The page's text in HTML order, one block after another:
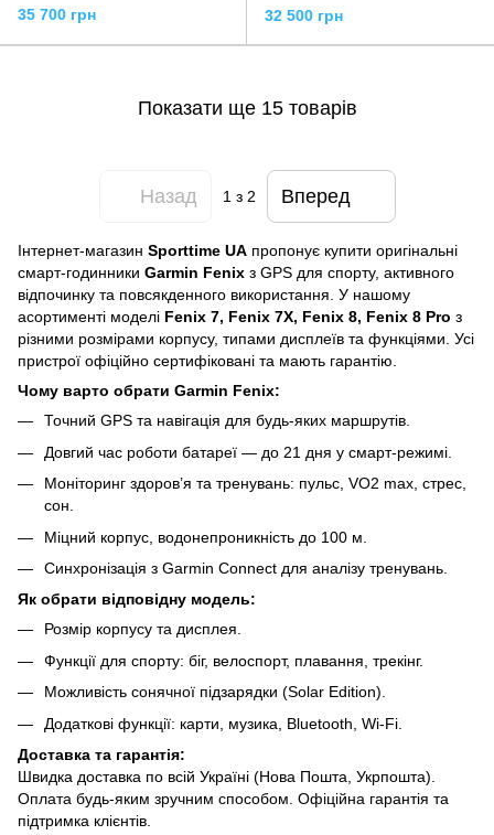
Titanium 0100290610
35 700 грн
Gray/Ember Orange Band
32 500 грн
Показати ще 15 товарів
Назад 1з 2 Вперед
Інтернет-магазин Sporttime UA пропонує купити оригінальні
смарт-годинники Garmin Fenix з GPS для спорту, активного
відпочинку та повсякденного використання. У нашому
асортименті моделі Fenix 7, Fenix 7X, Fenix 8, Fenix 8 Pro з
різними розмірами корпусу, типами дисплеїв та функціями. Усі
пристрої офіційно сертифіковані та мають гарантію.
Чому варто обрати Garmin Fenix:
Точний GPS та навігація для будь-яких маршрутів.
Довгий час роботи батареї — до 21 дня у смарт-режимі.
Моніторинг здоров’я та тренувань: пульс, VO2 max, стрес,
сон.
Міцний корпус, водонепроникність до 100 м.
Синхронізація з Garmin Connect для аналізу тренувань.
Як обрати відповідну модель:
Розмір корпусу та дисплея.
Функції для спорту: біг, велоспорт, плавання, трекінг.
Можливість сонячної підзарядки (Solar Edition).
Додаткові функції: карти, музика, Bluetooth, Wi-Fi.
Доставка та гарантія:
Швидка доставка по всій Україні (Нова Пошта, Укрпошта).
Оплата будь-яким зручним способом. Офіційна гарантія та
підтримка клієнтів.